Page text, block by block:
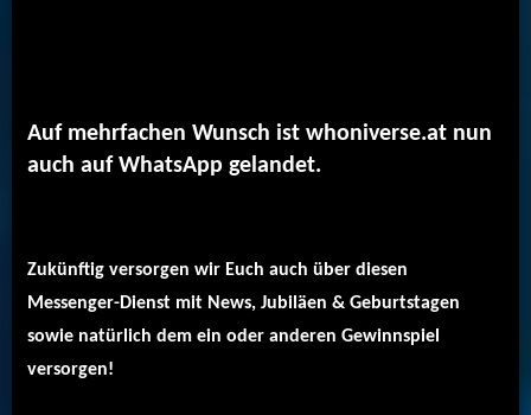
Auf mehrfachen Wunsch ist whoniverse.at nun
auch auf WhatsApp gelandet.
Zukünftig versorgen wir Euch auch über diesen
Messenger-Dienst mit News, Jubiläen & Geburtstagen
sowie natürlich dem ein oder anderen Gewinnspiel
versorgen!